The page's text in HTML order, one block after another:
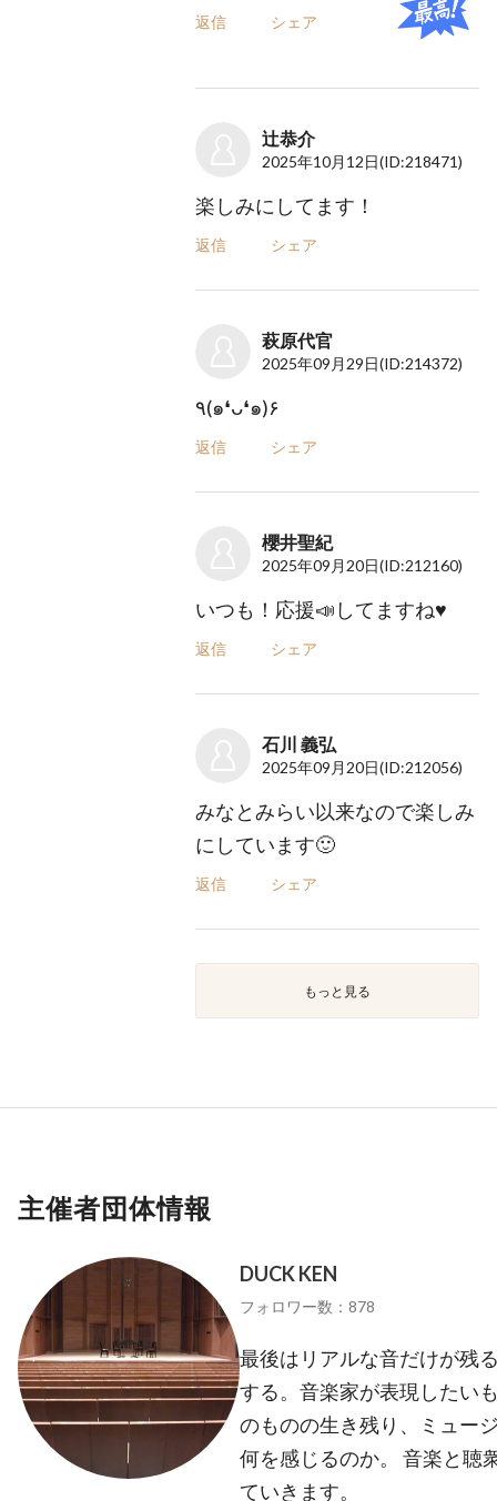
返信 シェア
辻恭介
2025年10月12日(ID:218471)
楽しみにしてます！
返信 シェア
萩原代官
2025年09月29日(ID:214372)
٩(๑❛ᴗ❛๑)۶
返信 シェア
櫻井聖紀
2025年09月20日(ID:212160)
いつも！応援📣してますね♥️
返信 シェア
石川 義弘
2025年09月20日(ID:212056)
みなとみらい以来なので楽しみ
にしています🙂
返信 シェア
もっと見る
主催者団体情報
DUCK KEN
フォロワー数：878
最後はリアルな音だけが残
する。音楽家が表現したい
のものの生き残り、ミュー
何を感じるのか。 音楽と聴
ていきます。